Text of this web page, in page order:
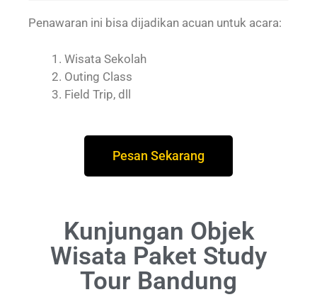
Penawaran ini bisa dijadikan acuan untuk acara:
Wisata Sekolah
Outing Class
Field Trip, dll
Pesan Sekarang
Kunjungan Objek
Wisata Paket Study
Tour Bandung